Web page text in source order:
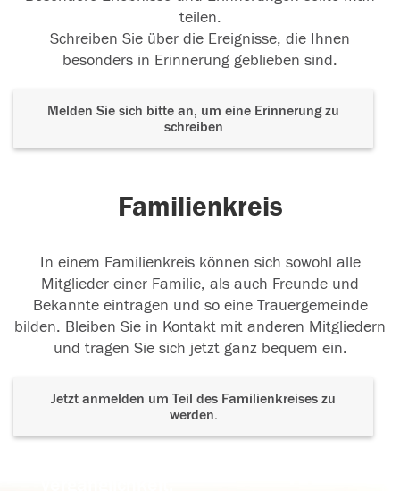
teilen.
Schreiben Sie über die Ereignisse, die Ihnen
besonders in Erinnerung geblieben sind.
Melden Sie sich bitte an, um eine Erinnerung zu
schreiben
Familienkreis
In einem Familienkreis können sich sowohl alle
Mitglieder einer Familie, als auch Freunde und
Bekannte eintragen und so eine Trauergemeinde
bilden. Bleiben Sie in Kontakt mit anderen Mitgliedern
und tragen Sie sich jetzt ganz bequem ein.
Jetzt anmelden um Teil des Familienkreises zu
werden.